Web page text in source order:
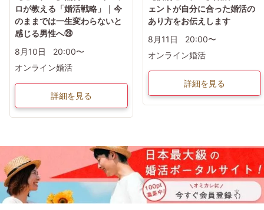
ロが教える「婚活戦略」｜今
のままでは一生変わらないと
感じる男性へ㉙
8月10日
20:00〜
オンライン婚活
詳細を見る
ェントが自分に合った婚活の
あり方をお伝えします
8月11日
20:00〜
オンライン婚活
詳細を見る